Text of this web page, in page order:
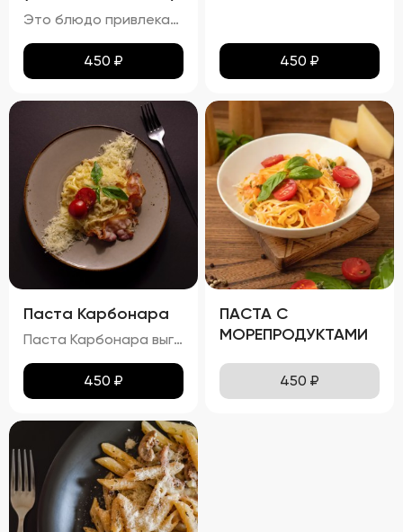
Это блюдо привлекает внимание ярким и аппетитным видом, где разноцветные овощи и кусочки курицы создают гармоничную композицию. Овощи сохраняют свою форму и естественный цвет, а курица равномерно обжарена до золотистой корочки. Болгарский перец, цукини и баклажаны добавляют блюду разнообразные текстуры и оттенки вкуса. Вкус вок с курицей насыщен и многогранен. Сладость болгарского перца плавно переходит в мягкость цукини и баклажана, а устричный и соевый соусы придают блюду пикантность и глубину. Аромат блюда пленяет нотками жареной курицы и свежих овощей, пробуждая аппетит. Консистенция блюда радует своим разнообразием: курица нежная и сочная, овощи слегка хрустят, сохраняя свою структуру, а соус густой и обволакивающий, связывая все ингредиенты воедино.
450 ₽ 450 ₽
Паста Карбонара
Паста Карбонара выглядит аппетитно, с глянцевыми макаронами, покрытыми сливочно-яичным соусом. Пармезан и базилик добавляют контраст и завершают внешний вид блюда, делая его еще более привлекательным. Вкус пасты Карбонара насыщен сливочными нотками, с оттенками копчёного вкуса грудинки и лёгкими нюансами чеснока и лука. Запах блюда богат и манящ, с ароматами чеснока, лука и пармезана. Консистенция пасты идеальна: макароны упругие (al dente), а соус густой и обволакивает каждую макаронину. Грудинка хрустящая снаружи и нежная внутри, что добавляет блюду особую текстурную сложность.
450 ₽
ПАСТА С
МОРЕПРОДУКТАМИ
450 ₽